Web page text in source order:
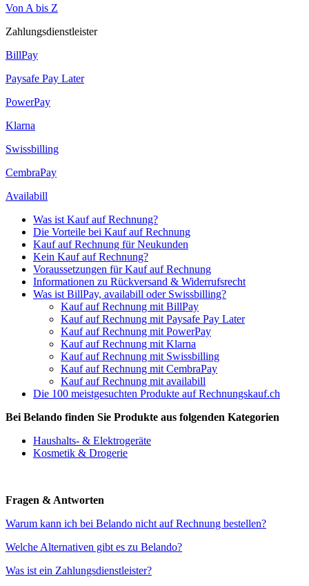
Von A bis Z
Zahlungsdienstleister
BillPay
Paysafe Pay Later
PowerPay
Klarna
Swissbilling
CembraPay
Availabill
Was ist Kauf auf Rechnung?
Die Vorteile bei Kauf auf Rechnung
Kauf auf Rechnung für Neukunden
Kein Kauf auf Rechnung?
Voraussetzungen für Kauf auf Rechnung
Informationen zu Rückversand & Widerrufsrecht
Was ist BillPay, availabill oder Swissbilling?
Kauf auf Rechnung mit BillPay
Kauf auf Rechnung mit Paysafe Pay Later
Kauf auf Rechnung mit PowerPay
Kauf auf Rechnung mit Klarna
Kauf auf Rechnung mit Swissbilling
Kauf auf Rechnung mit CembraPay
Kauf auf Rechnung mit availabill
Die 100 meistgesuchten Produkte auf Rechnungskauf.ch
Bei Belando finden Sie Produkte aus folgenden Kategorien
Haushalts- & Elektrogeräte
Kosmetik & Drogerie
Fragen & Antworten
Warum kann ich bei Belando nicht auf Rechnung bestellen?
Welche Alternativen gibt es zu Belando?
Was ist ein Zahlungsdienstleister?